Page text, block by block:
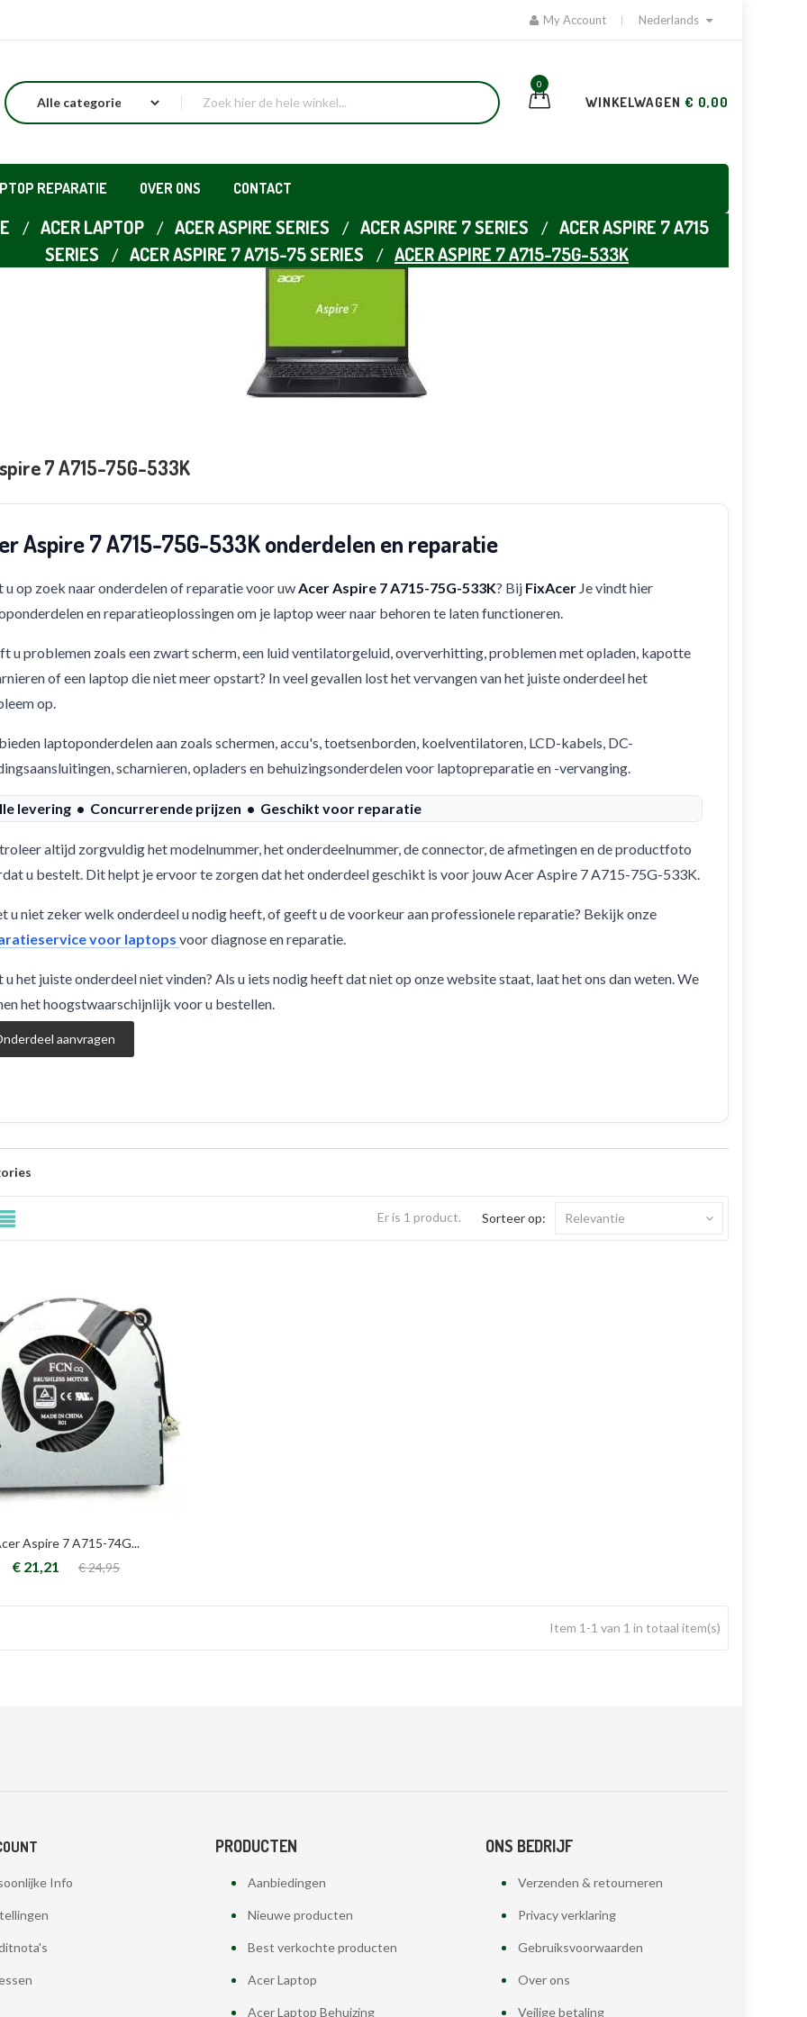
My Account Nederlands
0
WINKELWAGEN € 0,00
REPARATIE OVER ONS CONTACT
ACER LAPTOP ACER ASPIRE SERIES ACER ASPIRE 7 SERIES
ACER ASPIRE 7 A715
SERIES
ACER ASPIRE 7 A715-75 SERIES ACER ASPIRE 7 A715-75G-533K
7 A715-75G-533K
Aspire 7 A715-75G-533K onderdelen en reparatie
u op zoek naar onderdelen of reparatie voor uwAcer Aspire 7 A715-75G-533K? Bij FixAcer Je vindt hier
en reparatieoplossingen om je laptop weer naar behoren te laten functioneren.
u problemen zoals een zwart scherm, een luid ventilatorgeluid, oververhitting, problemen met opladen, kapotte
of een laptop die niet meer opstart? In veel gevallen lost het vervangen van het juiste onderdeel het
op.
laptoponderdelen aan zoals schermen, accu's, toetsenborden, koelventilatoren, LCD-kabels, DC-
scharnieren, opladers en behuizingsonderdelen voor laptopreparatie en -vervanging.
levering • Concurrerende prijzen • Geschikt voor reparatie
altijd zorgvuldig het modelnummer, het onderdeelnummer, de connector, de afmetingen en de productfoto
u bestelt. Dit helpt je ervoor te zorgen dat het onderdeel geschikt is voor jouw Acer Aspire 7 A715-75G-533K.
u niet zeker welk onderdeel u nodig heeft, of geeft u de voorkeur aan professionele reparatie? Bekijk onze
voor laptops voor diagnose en reparatie.
u het juiste onderdeel niet vinden? Als u iets nodig heeft dat niet op onze website staat, laat het ons dan weten. We
het hoogstwaarschijnlijk voor u bestellen.
aanvragen
Er is 1 product. Sorteer op: Relevantie
Aspire 7 A715-74G...
€ 21,21 € 24,95
Item 1-1 van 1 in totaal item(s)
Info
PRODUCTEN
Aanbiedingen
Nieuwe producten
Best verkochte producten
Acer Laptop
Acer Laptop Behuizing
ONS BEDRIJF
Verzenden & retourneren
Privacy verklaring
Gebruiksvoorwaarden
Over ons
Veilige betaling